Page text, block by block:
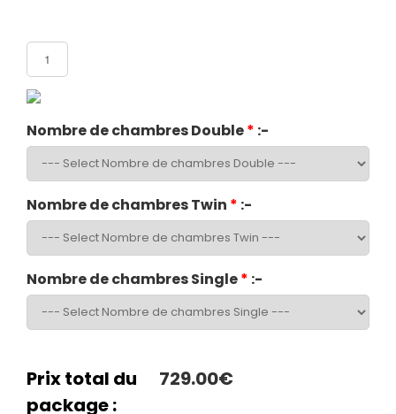
Nombre de chambres Double* :-
Nombre de chambres Twin * :-
Nombre de chambres Single* :-
Prix total du
package :
729.00€